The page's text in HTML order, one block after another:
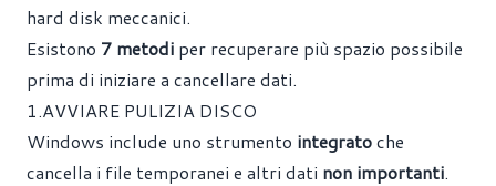
hard disk meccanici.
Esistono 7 metodi per recuperare più spazio possibile
prima di iniziare a cancellare dati.
1.AVVIARE PULIZIA DISCO
Windows include uno strumento integratoche
cancella i file temporanei e altri dati non importanti.